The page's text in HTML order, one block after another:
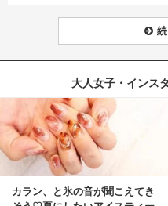
大人女子・インス
カラン、と氷の音が聞こえてき